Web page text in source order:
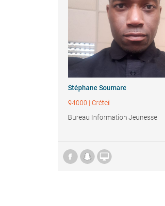
Stéphane Soumare
94000 | Créteil
Bureau Information Jeunesse
